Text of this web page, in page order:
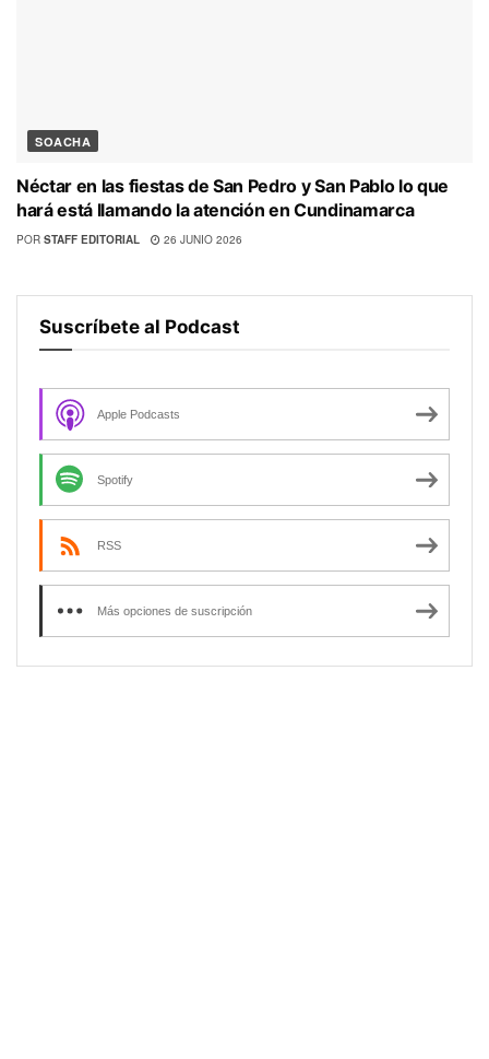
SOACHA
Néctar en las fiestas de San Pedro y San Pablo lo que
hará está llamando la atención en Cundinamarca
POR STAFF EDITORIAL 26 JUNIO 2026
Suscríbete al Podcast
Apple Podcasts
Spotify
RSS
Más opciones de suscripción